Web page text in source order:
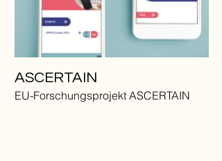
ASCERTAIN
EU-Forschungsprojekt ASCERTAIN